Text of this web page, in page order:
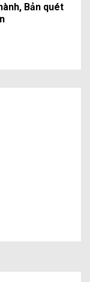
Bản quét